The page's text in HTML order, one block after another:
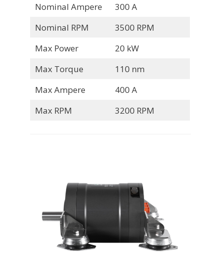
Nominal Ampere
300 A
Nominal RPM
3500 RPM
Max Power
20 kW
Max Torque
110 nm
Max Ampere
400 A
Max RPM
3200 RPM